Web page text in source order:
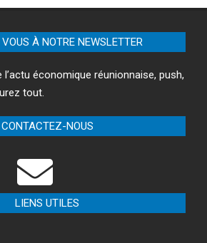
À NOTRE NEWSLETTER
économique réunionnaise, push,
tout.
CONTACTEZ-NOUS
LIENS UTILES